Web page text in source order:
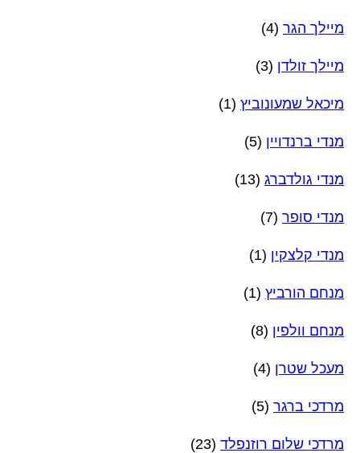
מיילך הגר (4)
מיילך זולדן (3)
מיכאל שמעונוביץ (1)
מנדי ברנדויין (5)
מנדי גולדברג (13)
מנדי סופר (7)
מנדי קלצקין (1)
מנחם הורביץ (1)
מנחם וולפין (8)
מעכל שטרן (4)
מרדכי ברגר (5)
מרדכי שלום רוזנפלד (23)